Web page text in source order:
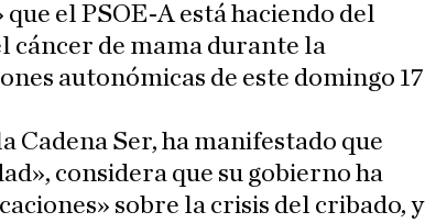
el PSOE-A está haciendo del
cáncer de mama durante la
autonómicas de este domingo 17
Cadena Ser, ha manifestado que
considera que su gobierno ha
sobre la crisis del cribado, y